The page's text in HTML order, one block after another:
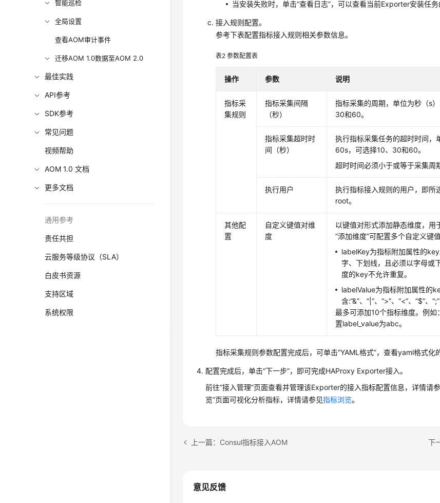
智能巡检
全局设置
查看AOM审计事件
迁移AOM 1.0数据至AOM 2.0
最佳实践
API参考
SDK参考
常见问题
视频帮助
AOM 1.0 文档
更多文档
通用参考
责任共担
云服务等级协议（SLA）
白皮书资源
支持区域
系统权限
当安装失败时，单击“查看日志”，可以查看当前Exporter安装任务
接入规则配置。
参考下表配置指标接入规则相关参数信息。
表2参数配置表
操作 参数 说明
指标采
集规则
指标采集间隔
（秒）
指标采集的周期，单位为秒（s
30和60。
指标采集超时时
间（秒）
执行指标采集任务的超时时间，
60s，可选择10、30和60。
超时时间必须小于或等于采集周
执行用户
执行指标接入规则的用户，即所
root。
其他配
置
自定义键值对维
度
以键值对形式添加静态维度，用
“添加维度”可配置多个自定义键
labelKey为指标附加属性的
字、下划线，且必须以字母或
度的key不允许重复。
labelValue为指标附加属性的
含:“&”、“|”、“>”、“<”、“$”、“;”
最多可添加10个指标维度。例
置label_value为abc。
指标采集规则参数配置完成后，可单击“YAML格式”，查看yaml格式化
配置完成后，单击“下一步”，即可完成HAProxy Exporter接入。
前往“接入管理”页面查看并管理该Exporter的接入指标配置信息，详情请
览”页面可视化分析指标，详情请参见指标浏览。
上一篇：Consul指标接入AOM 下
意见反馈